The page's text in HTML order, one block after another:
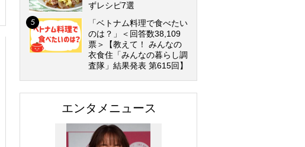
ずレシピ7選
「ベトナム料理で食べたい
のは？」＜回答数38,109
票＞【教えて！ みんなの
衣食住「みんなの暮らし調
査隊」結果発表 第615回】
エンタメニュース